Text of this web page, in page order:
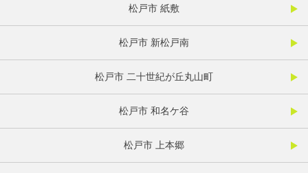
松戸市 紙敷
松戸市 新松戸南
松戸市 二十世紀が丘丸山町
松戸市 和名ケ谷
松戸市 上本郷